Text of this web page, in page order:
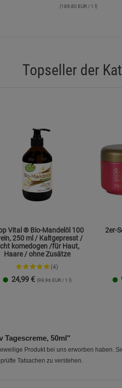
(189,80 EUR / 1 l)
Topseller der
® Bio-Mandelöl 100
250 ml / Kaltgepresst /
komedogen /für Haut,
Haare / ohne Zusätze
(4)
24,99 € (99,96 EUR / 1 l)
2er-
Tagescreme, 50ml"
Produkt bei uns erworben haben.
Tatsachen zu verstehen.
Statistik Cookies (2)
Marketing Cookies (3)